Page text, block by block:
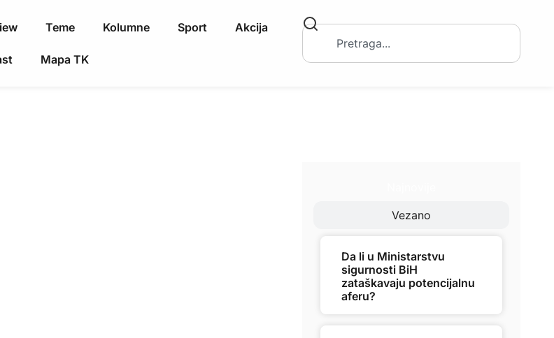
Teme Kolumne Sport Akcija
Mapa TK
Vezano
Da li u Ministarstvu
sigurnosti BiH
zataškavaju potencijalnu
aferu?